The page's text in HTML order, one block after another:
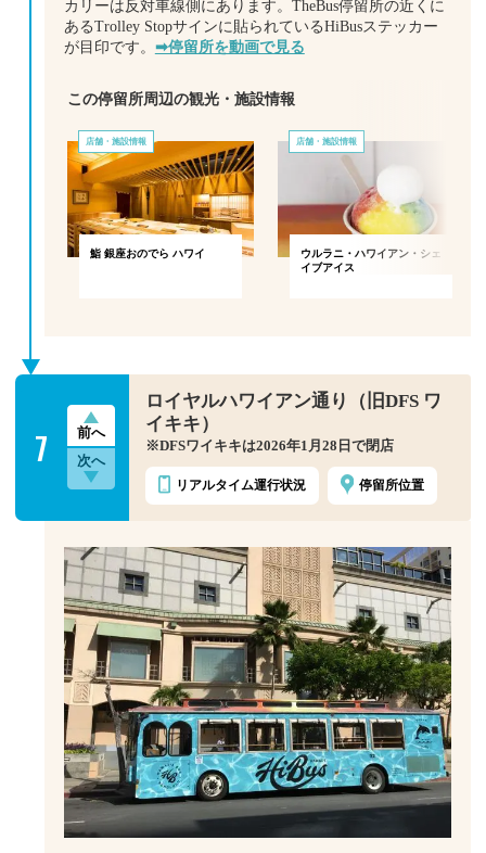
カリーは反対車線側にあります。TheBus停留所の近くに
あるTrolley Stopサインに貼られているHiBusステッカー
が目印です。 ➡停留所を動画で見る
この停留所周辺の観光・施設情報
店舗・施設情報
鮨 銀座おのでら ハワイ
店舗・施設情報
ウルラニ・ハワイアン・シェ
イブアイス
7
前へ
次へ
ロイヤルハワイアン通り（旧DFS ワ
イキキ）
※DFSワイキキは2026年1月28日で閉店
リアルタイム運行状況 停留所位置